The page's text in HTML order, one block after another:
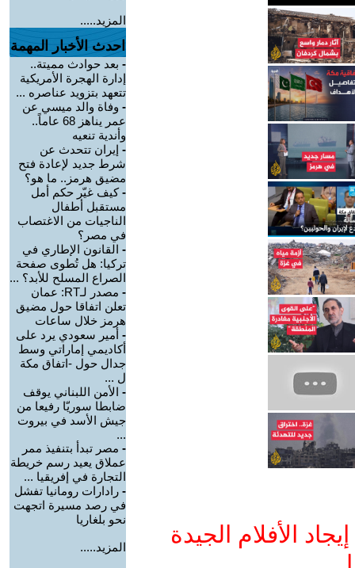
الأفلام الجيدة
المزيد.....
احدث الأخبار المهمة
- بعد حوادث مميتة..
إدارة الهجرة الأمريكية
تتعهد بتزويد عناصره ...
- وفاة والد ميسي عن
عمر يناهز 68 عاماً..
وأندية تنعيه
- إيران تتحدث عن
شرط جديد لإعادة فتح
مضيق هرمز.. ما هو؟
-كيف غيّر حكم أمل
مستقبل أطفال
الناجيات من الاغتصاب
في مصر؟
- القانون الإطاري في
تركيا: هل تُطوى صفحة
الصراع المسلح للأبد؟ ...
-
مصدر لـRT: عمان
تعلن اتفاقا حول مضيق
هرمز خلال ساعات
- أمير سعودي يرد على
أكاديمي إماراتي وسط
جدال حول -اتفاق مكة
ل ...
- الأمن اللبناني يوقف
ضابطا سوريّا رفيعا من
جيش الأسد في بيروت
...
- مصر تبدأ بتنفيذ ممر
عملاق يعيد رسم خريطة
التجارة في إفريقيا ...
- رادارات رومانيا تفشل
في رصد مسيرة اتجهت
نحو بلغاريا
المزيد.....